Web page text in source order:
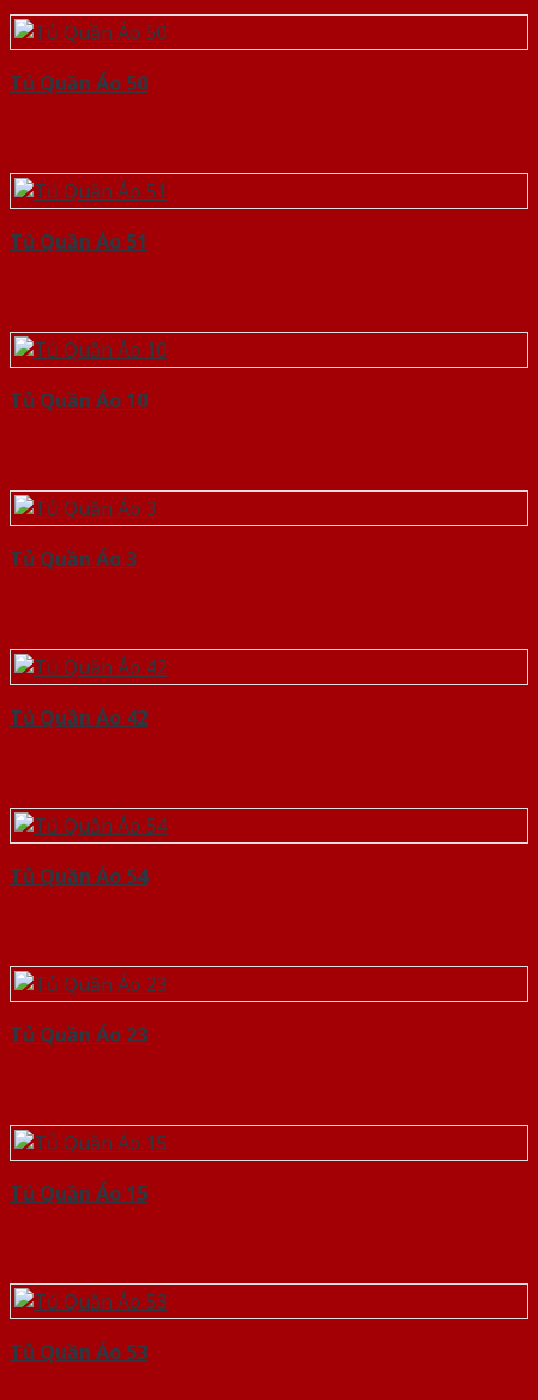
Tủ Quần Áo 50
Tủ Quần Áo 51
Tủ Quần Áo 10
Tủ Quần Áo 3
Tủ Quần Áo 42
Tủ Quần Áo 54
Tủ Quần Áo 23
Tủ Quần Áo 15
Tủ Quần Áo 53